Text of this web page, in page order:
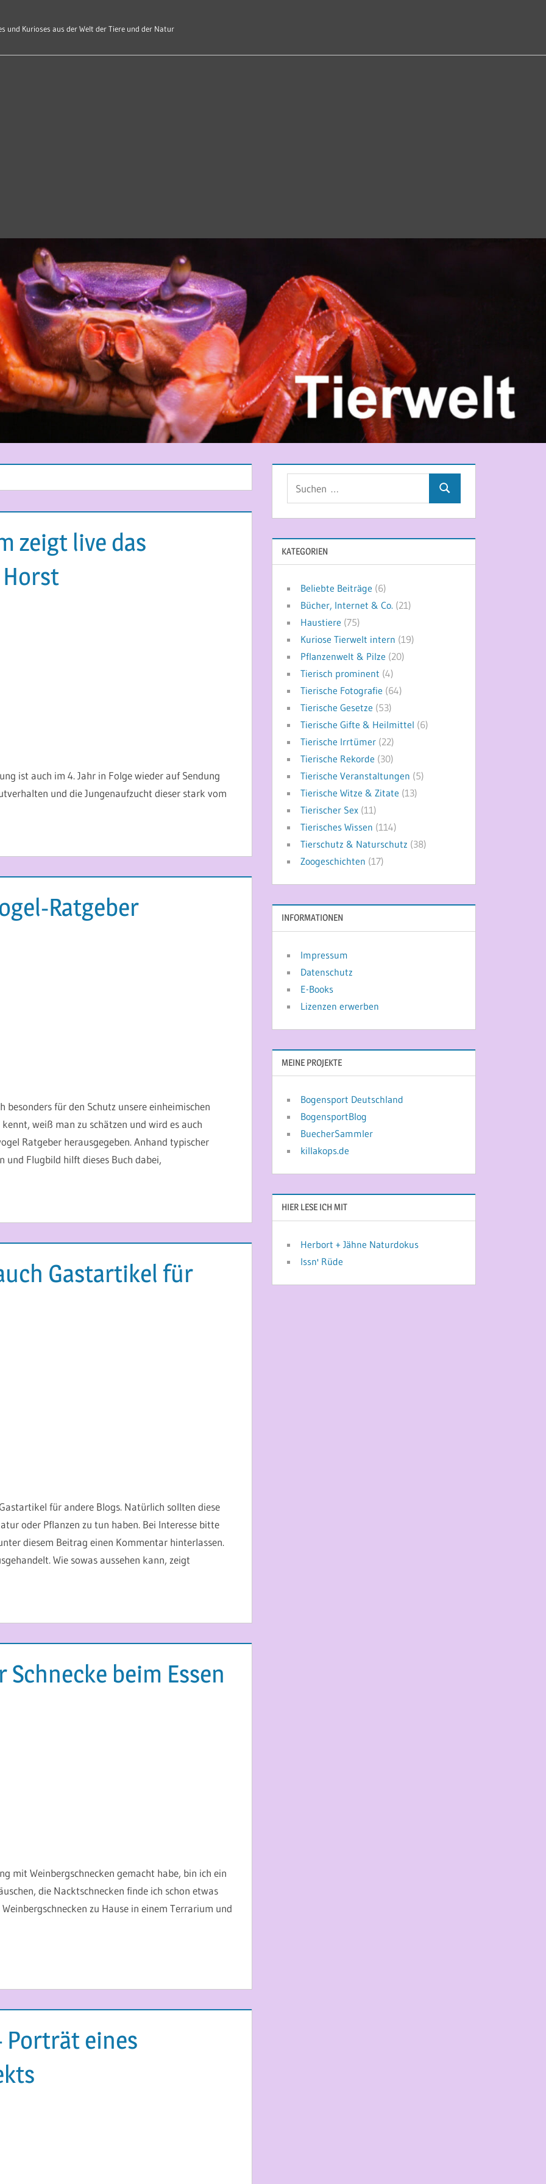
und Kurioses aus der Welt der Tiere und der Natur
zeigt live das
ist auch im 4. Jahr in Folge wieder auf Sendung
und die Jungenaufzucht dieser stark vom
Ratgeber
für den Schutz unsere einheimischen
weiß man zu schätzen und wird es auch
Ratgeber herausgegeben. Anhand typischer
und Flugbild hilft dieses Buch dabei,
Gastartikel für
für andere Blogs. Natürlich sollten diese
oder Pflanzen zu tun haben. Bei Interesse bitte
diesem Beitrag einen Kommentar hinterlassen.
Wie sowas aussehen kann, zeigt
Schnecke beim Essen
mit Weinbergschnecken gemacht habe, bin ich ein
die Nacktschnecken finde ich schon etwas
zu Hause in einem Terrarium und
Porträt eines
Suchen
KATEGORIEN
Beliebte Beiträge (6)
Bücher, Internet & Co. (21)
Haustiere (75)
Kuriose Tierwelt intern (19)
Pflanzenwelt & Pilze (20)
Tierisch prominent (4)
Tierische Fotografie (64)
Tierische Gesetze (53)
Tierische Gifte & Heilmittel (6)
Tierische Irrtümer (22)
Tierische Rekorde (30)
Tierische Veranstaltungen (5)
Tierische Witze & Zitate (13)
Tierischer Sex (11)
Tierisches Wissen (114)
Tierschutz & Naturschutz (38)
Zoogeschichten (17)
INFORMATIONEN
Impressum
Datenschutz
E-Books
Lizenzen erwerben
MEINE PROJEKTE
Bogensport Deutschland
BogensportBlog
BuecherSammler
killakops.de
HIER LESE ICH MIT
Herbort + Jähne Naturdokus
Issn' Rüde